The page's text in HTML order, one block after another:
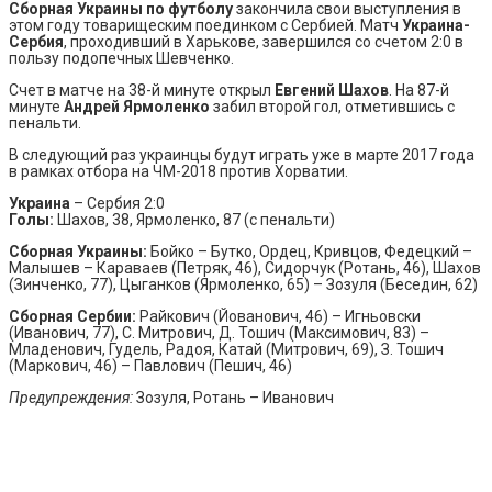
Сборная Украины по футболузакончила свои выступления в
этом году товарищеским поединком с Сербией. Матч Украина-
Сербия, проходивший в Харькове, завершился со счетом 2:0 в
пользу подопечных Шевченко.
Счет в матче на 38-й минуте открыл Евгений Шахов . На 87-й
минуте Андрей Ярмоленко забил второй гол, отметившись с
пенальти.
В следующий раз украинцы будут играть уже в марте 2017 года
в рамках отбора на ЧМ-2018 против Хорватии.
Украина – Сербия 2:0
Голы: Шахов, 38, Ярмоленко, 87 (с пенальти)
Сборная Украины: Бойко – Бутко, Ордец, Кривцов, Федецкий –
Малышев – Караваев (Петряк, 46), Сидорчук (Ротань, 46), Шахов
(Зинченко, 77), Цыганков (Ярмоленко, 65) – Зозуля (Беседин, 62)
Сборная Сербии: Райкович (Йованович, 46) – Игньовски
(Иванович, 77), С. Митрович, Д. Тошич (Максимович, 83) –
Младенович, Гудель, Радоя, Катай (Митрович, 69), З. Тошич
(Маркович, 46) – Павлович (Пешич, 46)
Предупреждения:Зозуля, Ротань – Иванович